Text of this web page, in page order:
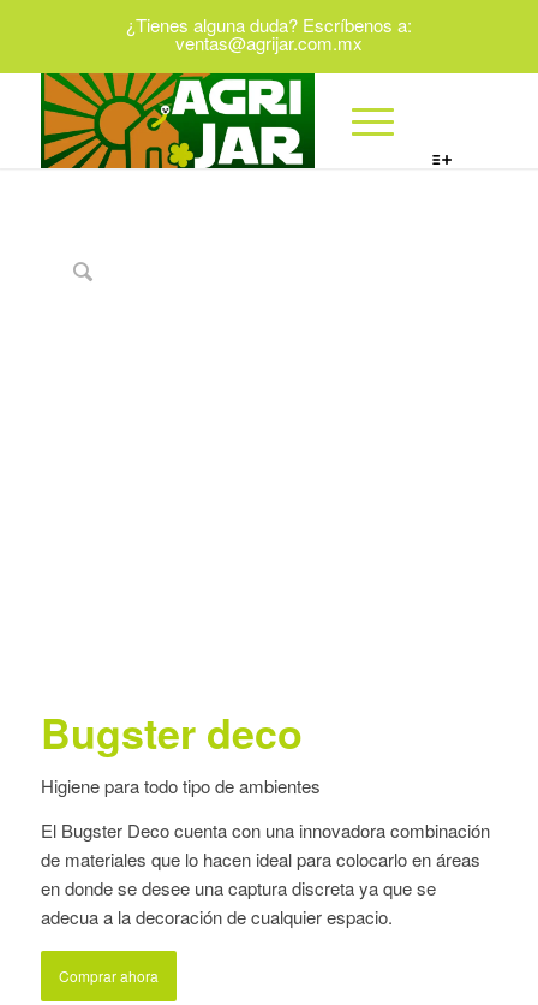
¿Tienes alguna duda? Escríbenos a:
ventas@agrijar.com.mx
Bugster deco
Higiene para todo tipo de ambientes
El Bugster Deco cuenta con una innovadora combinación
de materiales que lo hacen ideal para colocarlo en áreas
en donde se desee una captura discreta ya que se
adecua a la decoración de cualquier espacio.
Comprar ahora